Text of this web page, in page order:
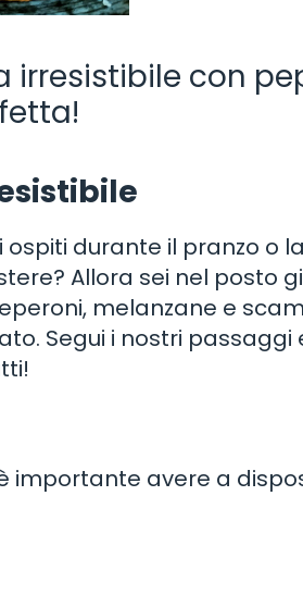
con
durante il pranzo o
Allora sei nel posto
melanzane e
Segui i nostri
importante avere a